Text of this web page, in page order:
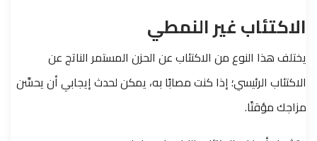
الاكتئاب غير النمطي
يختلف هذا النوع من الاكتئاب عن الحزن المستمر الناتج عن
الاكتئاب الرئيسي؛ إذا كنت مصابًا به، يمكن لحدث إيجابي أن يحسِّن
مزاجك مؤقتًا.